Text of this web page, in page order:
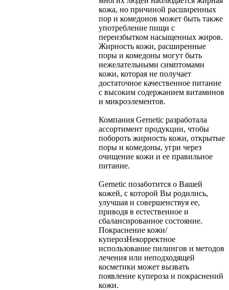
кожа, но причиной расширенных
пор и комедонов может быть также
употребление пищи с
переизбытком насыщенных жиров.
Жирность кожи, расширенные
поры и комедоны могут быть
нежелательными симптомами
кожи, которая не получает
достаточное качественное питание
с высоким содержанием витаминов
и микроэлементов.
Компания Gernetic разработала
ассортимент продукции, чтобы
побороть жирность кожи, открытые
поры и комедоны, угри через
очищение кожи и ее правильное
питание.
Gernetic позаботится о Вашей
кожей, с которой Вы родились,
улучшая и совершенствуя ее,
приводя в естественное и
сбалансированное состояние.
Покраснение кожи/
куперозНекорректное
использование пилингов и методов
лечения или неподходящей
косметики может вызвать
появление купероза и покраснений
кожи.